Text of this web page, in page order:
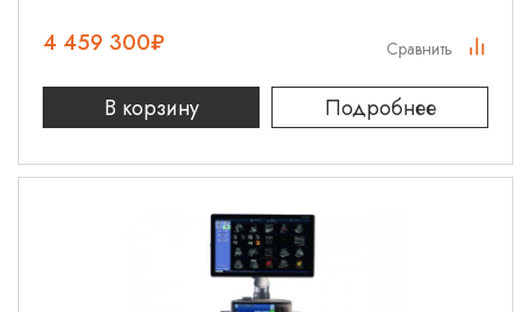
4 459 300₽
В корзину Подробнее
Сравнить